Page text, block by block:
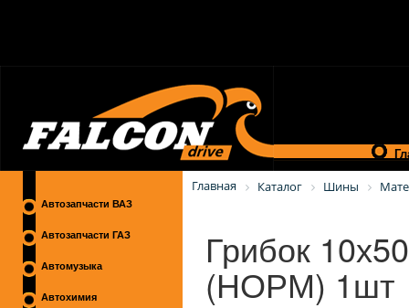
Автозапчасти ВАЗ
Автозапчасти ГАЗ
Автомузыка
Автохимия
Главная Каталог Шины
Грибок
(НОРМ) 1шт